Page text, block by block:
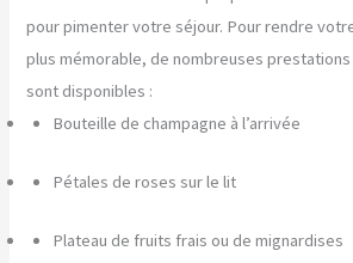
pour pimenter votre séjour. Pour rendre
plus mémorable, de nombreuses
sont disponibles :
Bouteille de champagne à l’arrivée
Pétales de roses sur le lit
Plateau de fruits frais ou de mignardises